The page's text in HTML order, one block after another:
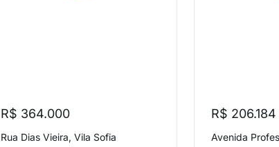
R$ 364.000
Rua Dias Vieira, Vila Sofia
R$ 206.184